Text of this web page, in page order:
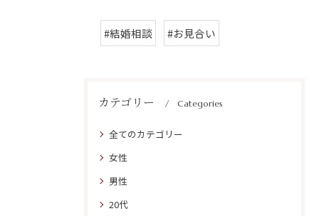
#結婚相談 #お見合い
カテゴリー Categories
全てのカテゴリー
女性
男性
20代